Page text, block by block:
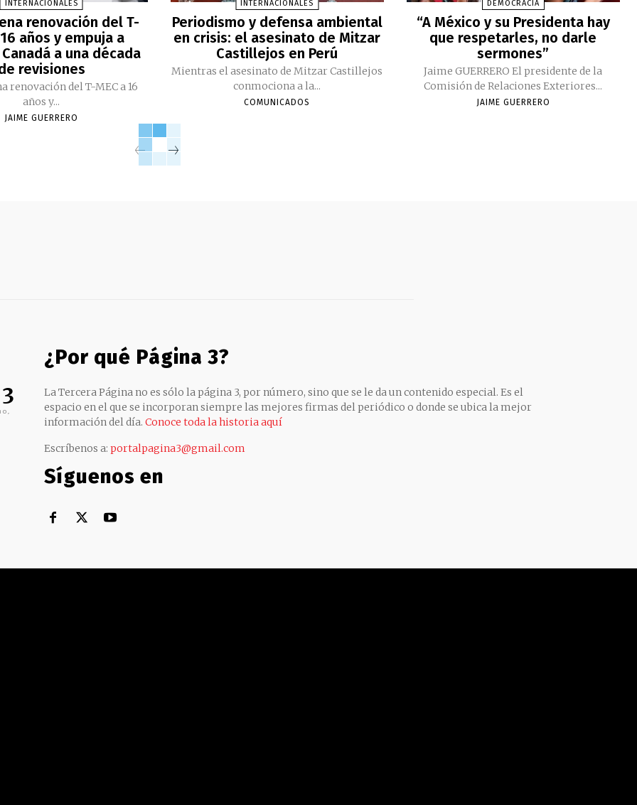
INTERNACIONALES
renovación del T-
16 años y empuja a
a una década
revisiones
renovación del T-MEC a 16
años y...
JAIME GUERRERO
INTERNACIONALES
Periodismo y defensa ambiental
en crisis: el asesinato de Mitzar
Castillejos en Perú
Mientras el asesinato de Mitzar Castillejos
conmociona a la...
COMUNICADOS
DEMOCRACIA
“A México y su Presidenta hay
que respetarles, no darle
sermones”
Jaime GUERRERO El presidente de la
Comisión de Relaciones Exteriores...
JAIME GUERRERO